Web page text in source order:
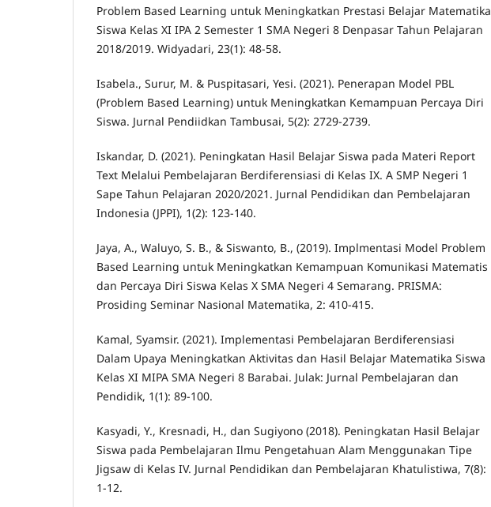
Problem Based Learning untuk Meningkatkan Prestasi Belajar Matematika
Siswa Kelas XI IPA 2 Semester 1 SMA Negeri 8 Denpasar Tahun Pelajaran
2018/2019. Widyadari, 23(1): 48-58.
Isabela., Surur, M. & Puspitasari, Yesi. (2021). Penerapan Model PBL
(Problem Based Learning) untuk Meningkatkan Kemampuan Percaya Diri
Siswa. Jurnal Pendiidkan Tambusai, 5(2): 2729-2739.
Iskandar, D. (2021). Peningkatan Hasil Belajar Siswa pada Materi Report
Text Melalui Pembelajaran Berdiferensiasi di Kelas IX. A SMP Negeri 1
Sape Tahun Pelajaran 2020/2021. Jurnal Pendidikan dan Pembelajaran
Indonesia (JPPI), 1(2): 123-140.
Jaya, A., Waluyo, S. B., & Siswanto, B., (2019). Implmentasi Model Problem
Based Learning untuk Meningkatkan Kemampuan Komunikasi Matematis
dan Percaya Diri Siswa Kelas X SMA Negeri 4 Semarang. PRISMA:
Prosiding Seminar Nasional Matematika, 2: 410-415.
Kamal, Syamsir. (2021). Implementasi Pembelajaran Berdiferensiasi
Dalam Upaya Meningkatkan Aktivitas dan Hasil Belajar Matematika Siswa
Kelas XI MIPA SMA Negeri 8 Barabai. Julak: Jurnal Pembelajaran dan
Pendidik, 1(1): 89-100.
Kasyadi, Y., Kresnadi, H., dan Sugiyono (2018). Peningkatan Hasil Belajar
Siswa pada Pembelajaran Ilmu Pengetahuan Alam Menggunakan Tipe
Jigsaw di Kelas IV. Jurnal Pendidikan dan Pembelajaran Khatulistiwa, 7(8):
1-12.